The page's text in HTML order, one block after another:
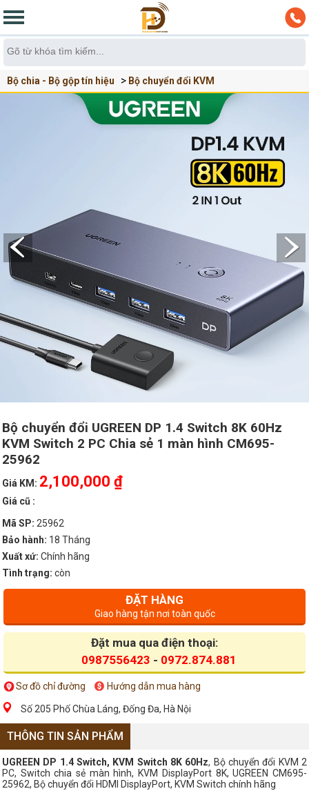
Bộ chia - Bộ gộp tín hiệu Bộ chuyển đổi KVM
Bộ chuyển đổi UGREEN DP 1.4 Switch 8K 60Hz
KVM Switch 2 PC Chia sẻ 1 màn hình CM695-
25962
Giá KM: 2,100,000 ₫
Giá cũ :
Mã SP: 25962
Bảo hành: 18 Tháng
Xuất xứ: Chính hãng
Tình trạng: còn
ĐẶT HÀNG
Giao hàng tận nơi toàn quốc
Đặt mua qua điện thoại:
0987556423 - 0972.874.881
Sơ đồ chỉ đường Hướng dẫn mua hàng
Số 205 Phố Chùa Láng, Đống Đa, Hà Nội
THÔNG TIN SẢN PHẨM
UGREEN DP 1.4 Switch, KVM Switch 8K 60Hz, Bộ chuyển đổi KVM 2
PC, Switch chia sẻ màn hình, KVM DisplayPort 8K, UGREEN CM695-
25962, Bộ chuyển đổi HDMI DisplayPort, KVM Switch chính hãng